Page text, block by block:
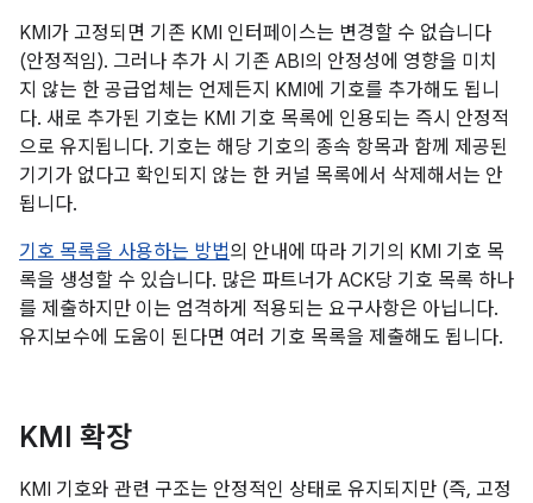
KMI가 고정되면 기존 KMI 인터페이스는 변경할 수 없습니다
(안정적임). 그러나 추가 시 기존 ABI의 안정성에 영향을 미치
지 않는 한 공급업체는 언제든지 KMI에 기호를 추가해도 됩니
다. 새로 추가된 기호는 KMI 기호 목록에 인용되는 즉시 안정적
으로 유지됩니다. 기호는 해당 기호의 종속 항목과 함께 제공된
기기가 없다고 확인되지 않는 한 커널 목록에서 삭제해서는 안
됩니다.
기호 목록을 사용하는 방법의 안내에 따라 기기의 KMI 기호 목
록을 생성할 수 있습니다. 많은 파트너가 ACK당 기호 목록 하나
를 제출하지만 이는 엄격하게 적용되는 요구사항은 아닙니다.
유지보수에 도움이 된다면 여러 기호 목록을 제출해도 됩니다.
KMI 확장
KMI 기호와 관련 구조는 안정적인 상태로 유지되지만 (즉, 고정